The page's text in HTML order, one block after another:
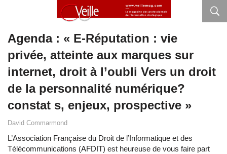
Agenda : « E-Réputation : vie
privée, atteinte aux marques sur
internet, droit à l’oubli Vers un droit
de la personnalité numérique?
constat s, enjeux, prospective »
David Commarmond
L’Association Française du Droit de l’Informatique et des
Télécommunications (AFDIT) est heureuse de vous faire part